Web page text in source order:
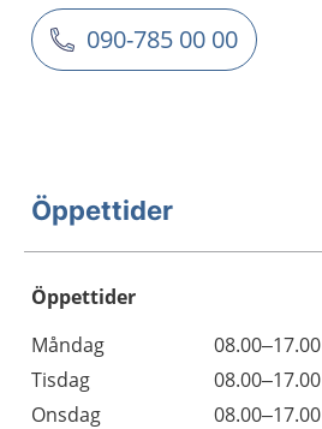
090-785 00 00
Öppettider
Öppettider
Dag
Öppettider
Kommentarer
Måndag
08.00–17.00
Tisdag
08.00–17.00
Onsdag
08.00–17.00